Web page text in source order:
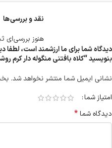
نقد و بررسی‌ها
هنوز
دیدگاه شما برای ما ارزشمند است،
بنویسید “کلاه بافتنی منگوله دار کرم
نشانی ایمیل شما منتشر نخواهد شد.
امتیاز شما
دیدگاه شما*